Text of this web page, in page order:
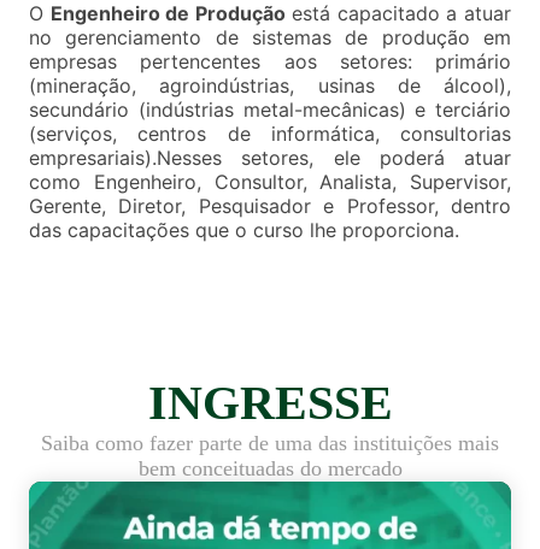
O Engenheiro de Produçãoestá capacitado a atuar
no gerenciamento de sistemas de produção em
empresas pertencentes aos setores: primário
(mineração, agroindústrias, usinas de álcool),
secundário (indústrias metal-mecânicas) e terciário
(serviços, centros de informática, consultorias
empresariais).Nesses setores, ele poderá atuar
como Engenheiro, Consultor, Analista, Supervisor,
Gerente, Diretor, Pesquisador e Professor, dentro
das capacitações que o curso lhe proporciona.
INGRESSE
Saiba como fazer parte de uma das instituições mais
bem conceituadas do mercado